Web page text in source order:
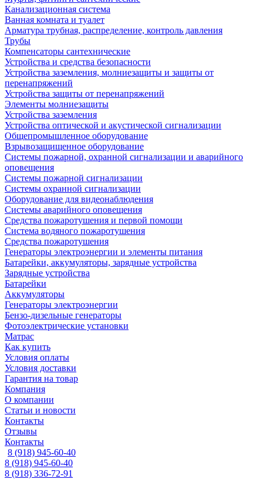
Канализационная система
Ванная комната и туалет
Арматура трубная, распределение, контроль давления
Трубы
Компенсаторы сантехнические
Устройства и средства безопасности
Устройства заземления, молниезащиты и защиты от
перенапряжений
Устройства защиты от перенапряжений
Элементы молниезащиты
Устройства заземления
Устройства оптической и акустической сигнализации
Общепромышленное оборудование
Взрывозащищенное оборудование
Системы пожарной, охранной сигнализации и аварийного
оповещения
Системы пожарной сигнализации
Системы охранной сигнализации
Оборудование для видеонаблюдения
Системы аварийного оповещения
Средства пожаротушения и первой помощи
Система водяного пожаротушения
Средства пожаротушения
Генераторы электроэнергии и элементы питания
Батарейки, аккумуляторы, зарядные устройства
Зарядные устройства
Батарейки
Аккумуляторы
Генераторы электроэнергии
Бензо-дизельные генераторы
Фотоэлектрические установки
Матрас
Как купить
Условия оплаты
Условия доставки
Гарантия на товар
Компания
О компании
Статьи и новости
Контакты
Отзывы
Контакты
8 (918) 945-60-40
8 (918) 945-60-40
8 (918) 336-72-91